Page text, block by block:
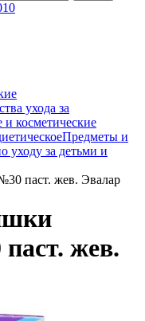
ухода за
косметические
Предметы и
уходу за детьми и
паст. жев. Эвалар
жев.